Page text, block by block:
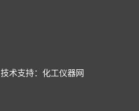
技术支持： 化工仪器网